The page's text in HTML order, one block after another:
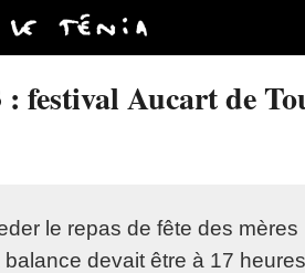
: festival Aucart de
le repas de fête des
balance devait être à 17